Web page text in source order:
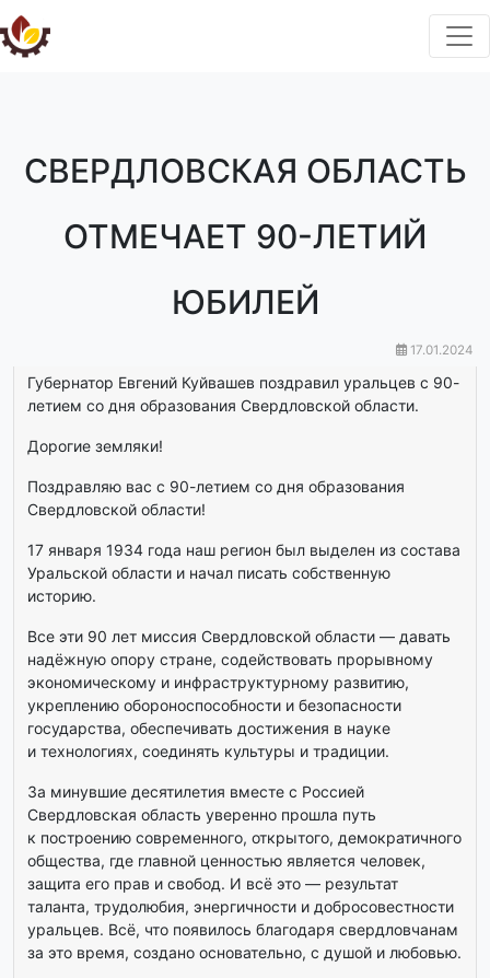
СВЕРДЛОВСКАЯ ОБЛАСТЬ
ОТМЕЧАЕТ 90-ЛЕТИЙ
ЮБИЛЕЙ
17.01.2024
Губернатор Евгений Куйвашев поздравил уральцев с 90-
летием со дня образования Свердловской области.
Дорогие земляки!
Поздравляю вас с 90-летием со дня образования
Свердловской области!
17 января 1934 года наш регион был выделен из состава
Уральской области и начал писать собственную
историю.
Все эти 90 лет миссия Свердловской области — давать
надёжную опору стране, содействовать прорывному
экономическому и инфраструктурному развитию,
укреплению обороноспособности и безопасности
государства, обеспечивать достижения в науке
и технологиях, соединять культуры и традиции.
За минувшие десятилетия вместе с Россией
Свердловская область уверенно прошла путь
к построению современного, открытого, демократичного
общества, где главной ценностью является человек,
защита его прав и свобод. И всё это — результат
таланта, трудолюбия, энергичности и добросовестности
уральцев. Всё, что появилось благодаря свердловчанам
за это время, создано основательно, с душой и любовью.